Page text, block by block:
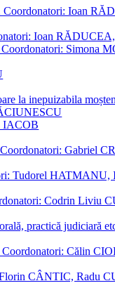
Coordonatori: Ioan
Ioan
Coordonatori: Simona
la inepuizabila
IACOB
Gabriel
Tudorel
Codrin Liviu
practică judiciară
Coordonatori: Călin
Florin CÂNTIC, Radu